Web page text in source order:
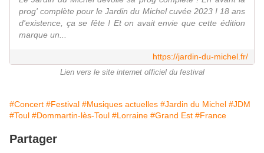
prog' complète pour le Jardin du Michel cuvée 2023 ! 18 ans
d'existence, ça se fête ! Et on avait envie que cette édition
marque un...
https://jardin-du-michel.fr/
Lien vers le site internet officiel du festival
#Concert #Festival #Musiques actuelles #Jardin du Michel #JDM
#Toul #Dommartin-lès-Toul #Lorraine #Grand Est #France
Partager